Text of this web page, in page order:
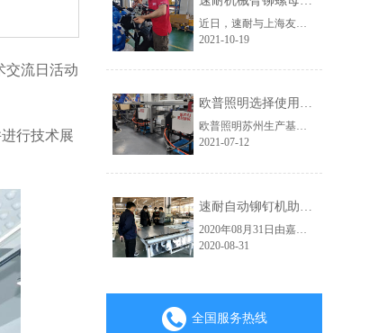
交流日活动
行技术展
近日，速耐与上海友升铝业有限公司成功达成合作，为对方提供了速耐机械臂铆螺母枪，助力上海友升实现自动化生产。
2021-10-19
欧普照明选择使用速耐自动拉钉机
欧普照明苏州生产基地，此前一直使用的是其他品牌的铆接气动工具。在得知速耐自动拉钉机后，进行了详细的咨询，被速耐自动拉钉机“自动吸钉、一机顶三人”的特点深深吸引，于是决定采购。
2021-07-12
2020年08月31日由嘉佑佳设计的自动拉钉机顺利交付给海宁市红狮电梯装饰有限公司使用。嘉佑佳负责人范经理现场亲自指导并演示操作流程，红狮电梯吴总经理及相关负责人到现场学习，下图为交货试机现场。速耐自动拉钉机高效的应用：因其技术的大幅提升，使得人和工具在保证了绝对安全的前提下大大提高生产效益了。从而实......
2020-08-31
全国服务热线